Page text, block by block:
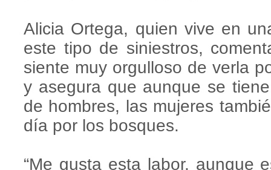
Alicia Ortega, quien vive en
este tipo de siniestros,
siente muy orgulloso de verla
y asegura que aunque se
de hombres, las mujeres
día por los bosques.
“Me gusta esta labor, aunque